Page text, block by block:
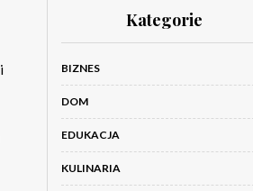
i
Kategorie
BIZNES
DOM
EDUKACJA
KULINARIA